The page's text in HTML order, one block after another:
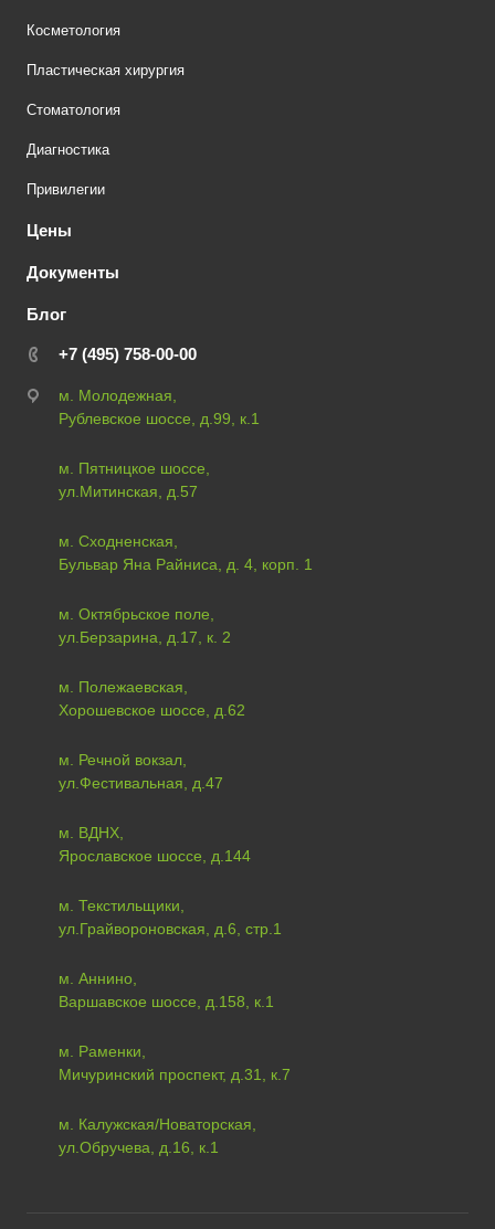
Косметология
Пластическая хирургия
Стоматология
Диагностика
Привилегии
Цены
Документы
Блог
+7 (495) 758-00-00
м. Молодежная,
Рублевское шоссе, д.99, к.1
м. Пятницкое шоссе,
ул.Митинская, д.57
м. Сходненская,
Бульвар Яна Райниса, д. 4, корп. 1
м. Октябрьское поле,
ул.Берзарина, д.17, к. 2
м. Полежаевская,
Хорошевское шоссе, д.62
м. Речной вокзал,
ул.Фестивальная, д.47
м. ВДНХ,
Ярославское шоссе, д.144
м. Текстильщики,
ул.Грайвороновская, д.6, стр.1
м. Аннино,
Варшавское шоссе, д.158, к.1
м. Раменки,
Мичуринский проспект, д.31, к.7
м. Калужская/Новаторская,
ул.Обручева, д.16, к.1